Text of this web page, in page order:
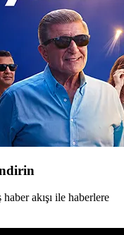
akışı ile haberlere